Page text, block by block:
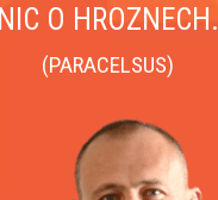
NIC O HROZNECH.
(PARACELSUS)